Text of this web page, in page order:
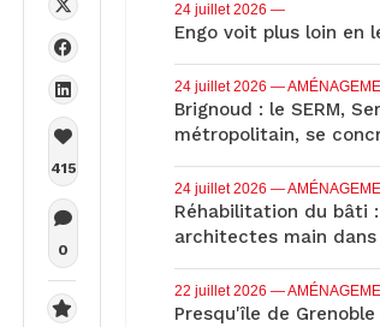
415
0
24 juillet 2026 —
Engo voit plus loin en
24 juillet 2026 —
Brignoud : le SERM,
métropolitain, se
24 juillet 2026 —
Réhabilitation du bâti
architectes main dans
22 juillet 2026 —
Presqu'île de